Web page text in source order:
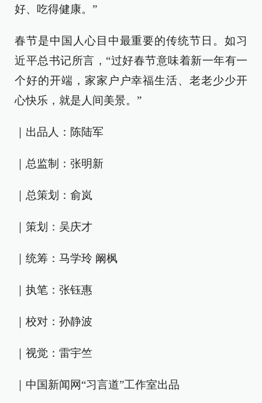
好、吃得健康。”
春节是中国人心目中最重要的传统节日。如习
近平总书记所言，“过好春节意味着新一年有一
个好的开端，家家户户幸福生活、老老少少开
心快乐，就是人间美景。”
｜出品人：陈陆军
｜总监制：张明新
｜总策划：俞岚
｜策划：吴庆才
｜统筹：马学玲 阚枫
｜执笔：张钰惠
｜校对：孙静波
｜视觉：雷宇竺
｜中国新闻网“习言道”工作室出品